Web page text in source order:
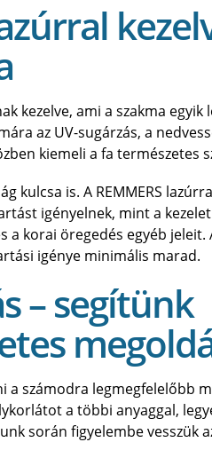
kezelve, ami a szakma
az UV-sugárzás, a
kiemeli a fa természetes
kulcsa is. A REMMERS
igényelnek, mint a
a korai öregedés egyéb
igénye minimális marad.
– segítünk
a számodra legmegfelelőbb
a többi anyaggal,
során figyelembe vesszük